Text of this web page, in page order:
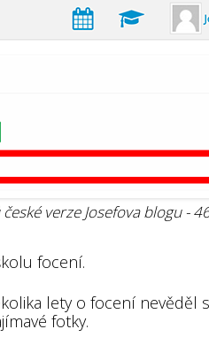
verze Josefova blogu -
focení.
lety o focení nevěděl
fotky.